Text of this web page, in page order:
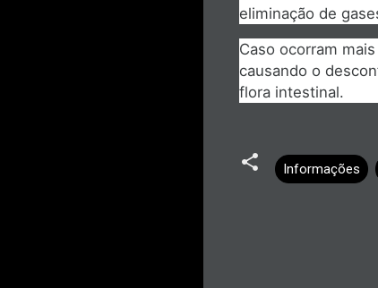
eliminação de
Caso ocorram
causando o
flora intestinal.
Informações